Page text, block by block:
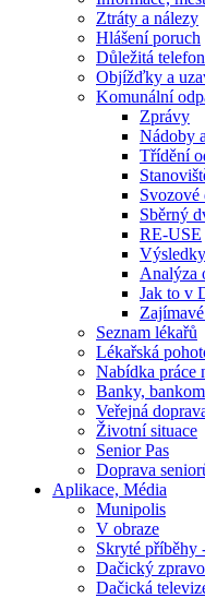
Ztráty a nálezy
Hlášení poruch
Důležitá
Objížďky a
Komunální
Zprávy
Nádoby
Třídění
Svozové
Sběrný
RE-USE
Analýza
Jak to v
Seznam lékařů
Lékařská
Nabídka práce
Banky,
Veřejná
Životní situace
Senior Pas
Doprava
Aplikace, Média
Munipolis
V obraze
Skryté příběhy
Dačický
Dačická